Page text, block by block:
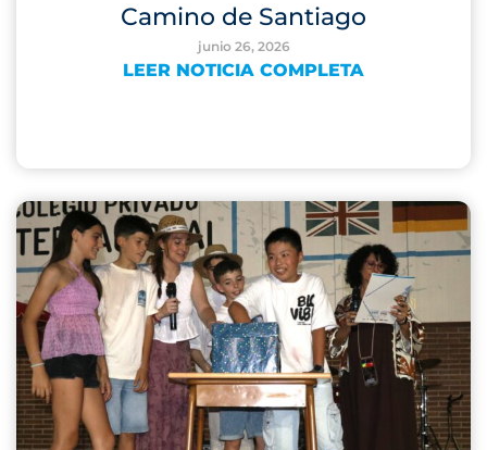
Camino de Santiago
junio 26, 2026
LEER NOTICIA COMPLETA